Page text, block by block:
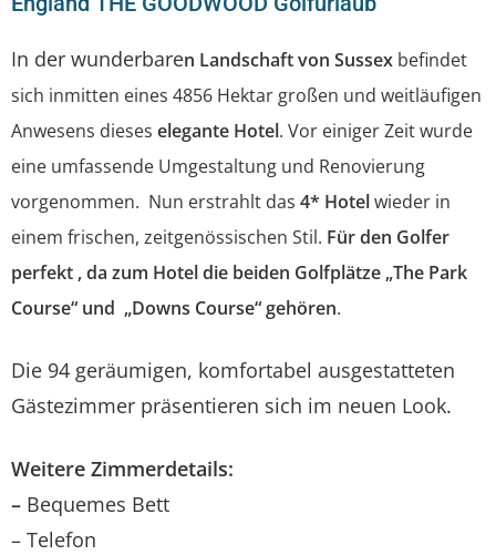
In der wunderbaren Landschaft von Sussex befindet
sich inmitten eines 4856 Hektar großen und weitläufigen
Anwesens dieses elegante Hotel. Vor einiger Zeit wurde
eine umfassende Umgestaltung und Renovierung
vorgenommen. Nun erstrahlt das 4* Hotelwieder in
einem frischen, zeitgenössischen Stil. Für den Golfer
perfekt , da zum Hotel die beiden Golfplätze „The Park
Course“ und „Downs Course“ gehören.
Die 94 geräumigen, komfortabel ausgestatteten
Gästezimmer präsentieren sich im neuen Look.
Weitere Zimmerdetails:
– Bequemes Bett
– Telefon